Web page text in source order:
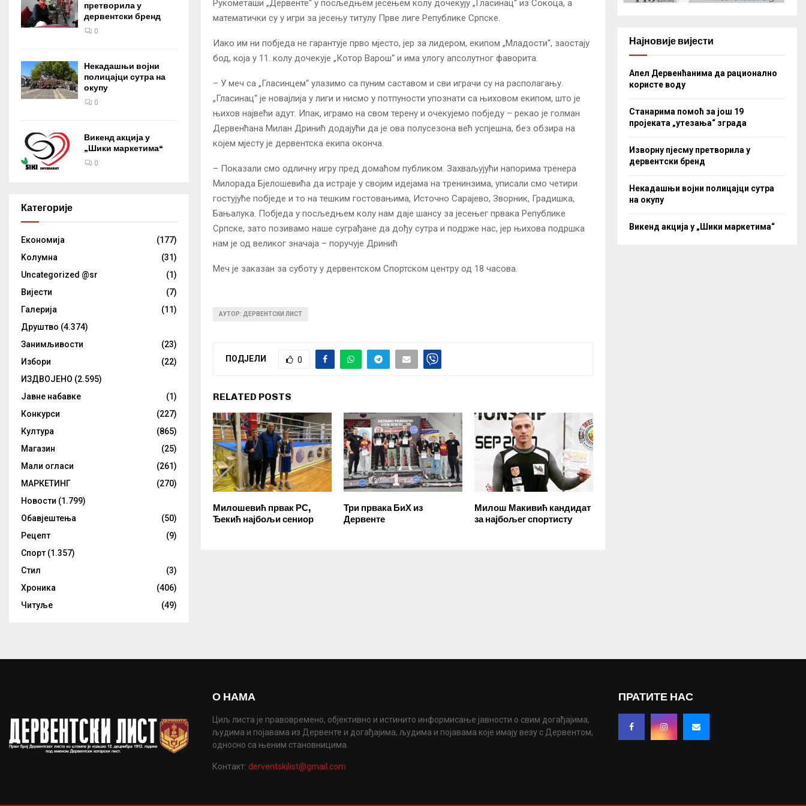
Рукометаши „Дервенте“ у посљедњем јесењем колу дочекују „Гласинац“ из Сокоца, а
математички су у игри за јесењу титулу Прве лиге Републике Српске.
Иако им ни побједа не гарантује прво мјесто, јер за лидером, екипом „Младости“, заостају
бод, која у 11. колу дочекује „Котор Варош“ и има улогу апсолутног фаворита.
– У меч са „Гласинцем“ улазимо са пуним саставом и сви играчи су на располагању.
„Гласинац“ је новајлија у лиги и нисмо у потпуности упознати са њиховом екипом, што је
њихов највећи адут. Ипак, играмо на свом терену и очекујемо побједу – рекао је голман
Дервенћана Милан Дринић додајући да је ова полусезона већ успјешна, без обзира на
којем мјесту је дервентска екипа оконча.
– Показали смо одличну игру пред домаћом публиком. Захваљујући напорима тренера
Милорада Бјелошевића да истраје у својим идејама на тренинзима, уписали смо четири
гостујуће побједе и то на тешким гостовањима, Источно Сарајево, Зворник, Градишка,
Бањалука. Побједа у посљедњем колу нам даје шансу за јесењег првака Републике
Српске, зато позивамо наше суграђане да дођу сутра и подрже нас, јер њихова подршка
нам је од великог значаја – поручује Дринић
Меч је заказан за суботу у дервентском Спортском центру од 18 часова.
АУТОР: ДЕРВЕНТСКИ ЛИСТ
ПОДЈЕЛИ 0
RELATED POSTS
Милошевић првак РС,
Ђекић најбољи сениор
Три првака БиХ из
Дервенте
Милош Макивић кандидат
за најбољег спортисту
претворила у
дервентски бренд
0
Некадашњи војни
полицајци сутра на
окупу
0
Викенд акција у
„Шики маркетима“
0
Категорије
Eкономија
(177)
Kолумнa
(31)
Uncategorized @sr
(1)
Вијести
(7)
Галерија
(11)
Друштво (4.374)
Занимљивости
(23)
Избори
(22)
ИЗДВОЈЕНО (2.595)
Јавне набавке
(1)
Конкурси
(227)
Култура
(865)
Магазин
(25)
Мали огласи
(261)
МАРКЕТИНГ
(270)
Новости (1.799)
Обавјештења
(50)
Рецепт
(9)
Спорт (1.357)
Стил
(3)
Хроника
(406)
Читуље
(49)
Најновије вијести
Апел Дервенћанима да рационално
користе воду
Станарима помоћ за још 19
пројеката „утезања“ зграда
Изворну пјесму претворила у
дервентски бренд
Некадашњи војни полицајци сутра
на окупу
Викенд акција у „Шики маркетима“
О НАМА
Циљ листа је правовремено, објективно и истинито информисање јавности о свим догађајима,
људима и појавама из Дервенте и догађајима, људима и појавама које имају везу с Дервентом,
односно са њеним становницима.
Контакт: derventskilist@gmail.com
ПРАТИТЕ НАС